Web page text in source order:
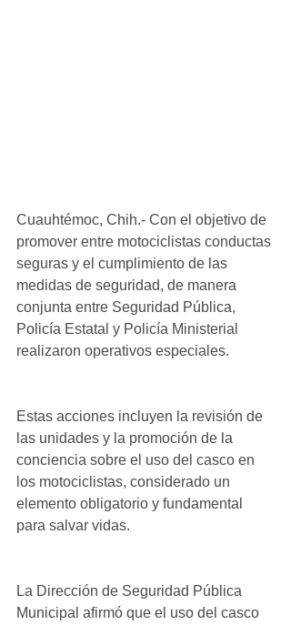
Cuauhtémoc, Chih.- Con el objetivo de
promover entre motociclistas conductas
seguras y el cumplimiento de las
medidas de seguridad, de manera
conjunta entre Seguridad Pública,
Policía Estatal y Policía Ministerial
realizaron operativos especiales.
Estas acciones incluyen la revisión de
las unidades y la promoción de la
conciencia sobre el uso del casco en
los motociclistas, considerado un
elemento obligatorio y fundamental
para salvar vidas.
La Dirección de Seguridad Pública
Municipal afirmó que el uso del casco